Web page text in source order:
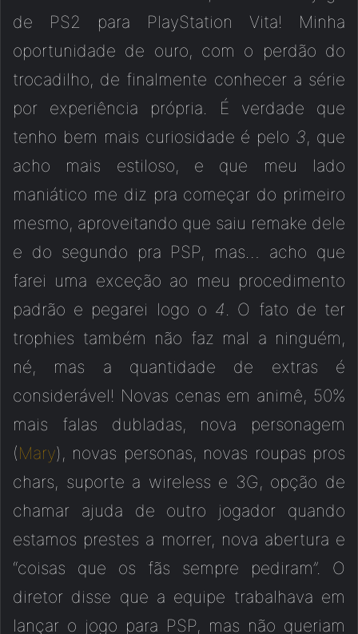
de PS2 para PlayStation Vita! Minha
oportunidade de ouro, com o perdão do
trocadilho, de finalmente conhecer a série
por experiência própria. É verdade que
tenho bem mais curiosidade é pelo 3, que
acho mais estiloso, e que meu lado
maniático me diz pra começar do primeiro
mesmo, aproveitando que saiu remake dele
e do segundo pra PSP, mas… acho que
farei uma exceção ao meu procedimento
padrão e pegarei logo o 4. O fato de ter
trophies também não faz mal a ninguém,
né, mas a quantidade de extras é
considerável! Novas cenas em animê, 50%
mais falas dubladas, nova personagem
(Mary), novas personas, novas roupas pros
chars, suporte a wireless e 3G, opção de
chamar ajuda de outro jogador quando
estamos prestes a morrer, nova abertura e
“coisas que os fãs sempre pediram”. O
diretor disse que a equipe trabalhava em
lançar o jogo para PSP, mas não queriam